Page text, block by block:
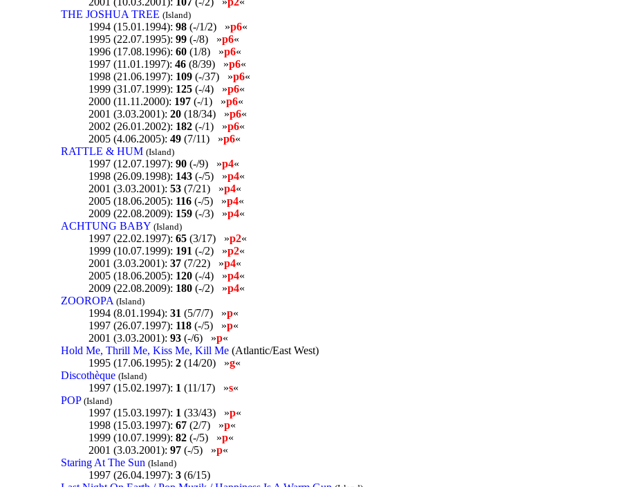
THE JOSHUA TREE (Island)
1994 (15.01.1994): 98 (-/1/2) »p6«
1995 (22.07.1995): 99 (-/8) »p6«
1996 (17.08.1996): 60 (1/8) »p6«
1997 (11.01.1997): 46 (8/39) »p6«
1998 (21.06.1997): 109 (-/37) »p6«
1999 (31.07.1999): 125 (-/4) »p6«
2000 (11.11.2000): 197 (-/1) »p6«
2001 (3.03.2001): 20 (18/34) »p6«
2002 (26.01.2002): 182 (-/1) »p6«
2005 (4.06.2005): 49 (7/11) »p6«
RATTLE & HUM (Island)
1997 (12.07.1997): 90 (-/9) »p4«
1998 (26.09.1998): 143 (-/5) »p4«
2001 (3.03.2001): 53 (7/21) »p4«
2005 (18.06.2005): 116 (-/5) »p4«
2009 (22.08.2009): 159 (-/3) »p4«
ACHTUNG BABY (Island)
1997 (22.02.1997): 65 (3/17) »p2«
1999 (10.07.1999): 191 (-/2) »p2«
2001 (3.03.2001): 37 (7/22) »p4«
2005 (18.06.2005): 120 (-/4) »p4«
2009 (22.08.2009): 180 (-/2) »p4«
ZOOROPA (Island)
1994 (8.01.1994): 31 (5/7/7) »p«
1997 (26.07.1997): 118 (-/5) »p«
2001 (3.03.2001): 93 (-/6) »p«
Hold Me, Thrill Me, Kiss Me, Kill Me (Atlantic/East West)
1995 (17.06.1995): 2 (14/20) »g«
Discothèque (Island)
1997 (15.02.1997): 1 (11/17) »s«
POP (Island)
1997 (15.03.1997): 1 (33/43) »p«
1998 (15.03.1997): 67 (2/7) »p«
1999 (10.07.1999): 82 (-/5) »p«
2001 (3.03.2001): 97 (-/5) »p«
Staring At The Sun (Island)
1997 (26.04.1997): 3 (6/15)